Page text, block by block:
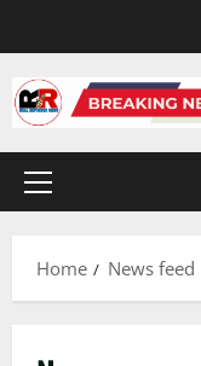
content
Primary
Home News feed